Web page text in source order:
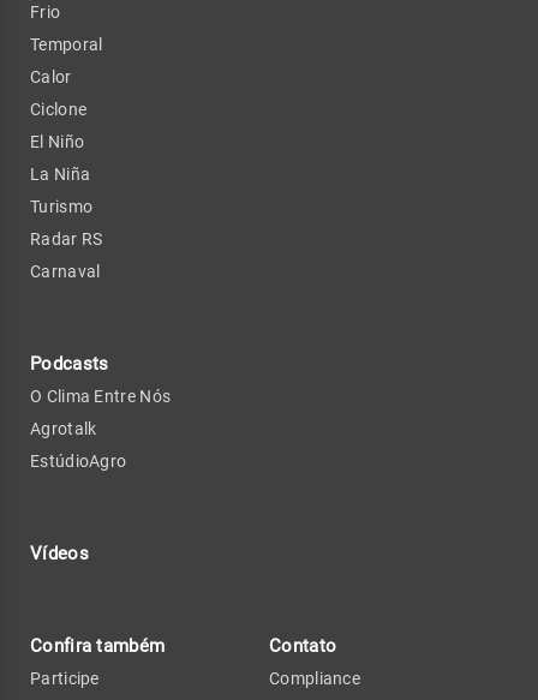
Frio
Temporal
Calor
Ciclone
El Niño
La Niña
Turismo
Radar RS
Carnaval
Podcasts
O Clima Entre Nós
Agrotalk
EstúdioAgro
Vídeos
Confira também
Participe
Contato
Compliance